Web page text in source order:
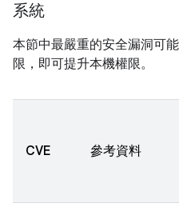
系統
本節中最嚴重的安全漏洞可
限，即可提升本機權限。
CVE 參考資料